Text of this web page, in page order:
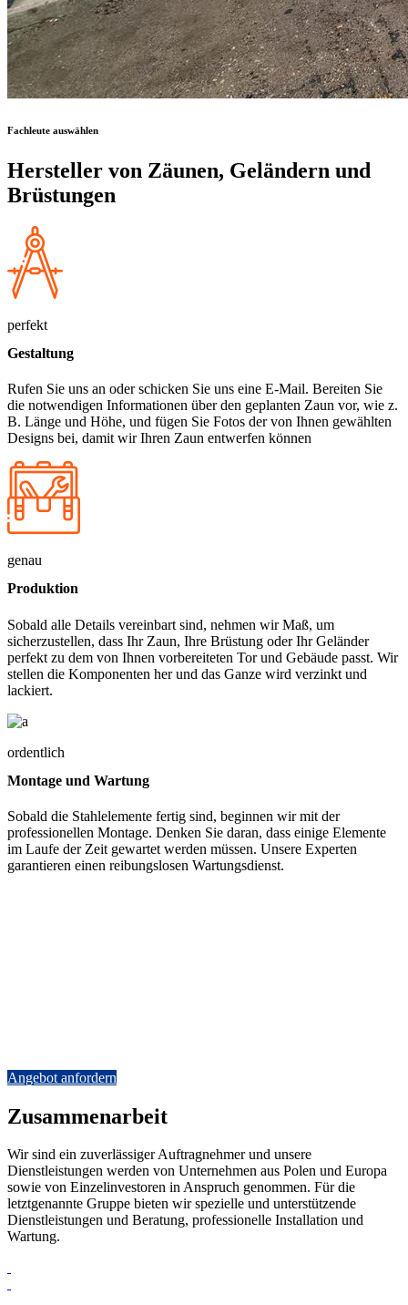
Fachleute auswählen
Hersteller von Zäunen, Geländern und
Brüstungen
perfekt
Gestaltung
Rufen Sie uns an oder schicken Sie uns eine E-Mail. Bereiten Sie
die notwendigen Informationen über den geplanten Zaun vor, wie z.
B. Länge und Höhe, und fügen Sie Fotos der von Ihnen gewählten
Designs bei, damit wir Ihren Zaun entwerfen können
genau
Produktion
Sobald alle Details vereinbart sind, nehmen wir Maß, um
sicherzustellen, dass Ihr Zaun, Ihre Brüstung oder Ihr Geländer
perfekt zu dem von Ihnen vorbereiteten Tor und Gebäude passt. Wir
stellen die Komponenten her und das Ganze wird verzinkt und
lackiert.
ordentlich
Montage und Wartung
Sobald die Stahlelemente fertig sind, beginnen wir mit der
professionellen Montage. Denken Sie daran, dass einige Elemente
im Laufe der Zeit gewartet werden müssen. Unsere Experten
garantieren einen reibungslosen Wartungsdienst.
Angebot anfordern
Zusammenarbeit
Wir sind ein zuverlässiger Auftragnehmer und unsere
Dienstleistungen werden von Unternehmen aus Polen und Europa
sowie von Einzelinvestoren in Anspruch genommen. Für die
letztgenannte Gruppe bieten wir spezielle und unterstützende
Dienstleistungen und Beratung, professionelle Installation und
Wartung.